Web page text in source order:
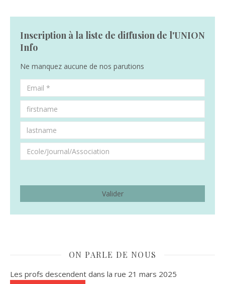
Inscription à la liste de diffusion de l'UNION
Info
Ne manquez aucune de nos parutions
ON PARLE DE NOUS
Les profs descendent dans la rue 21 mars 2025